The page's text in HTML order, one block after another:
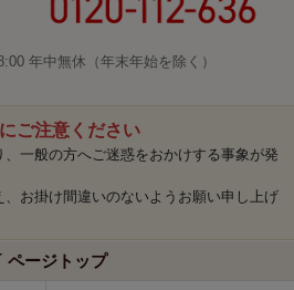
年中無休（年末年始を除く）
ご注意ください
一般の方へご迷惑をおかけする事象が発
お掛け間違いのないようお願い申し上げ
ページトップ